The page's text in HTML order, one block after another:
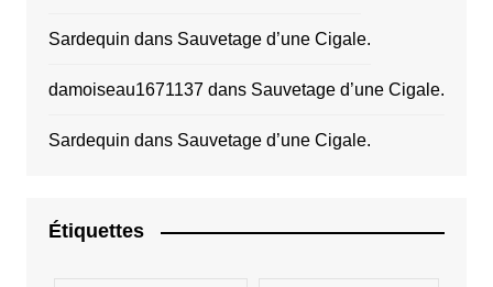
Sardequin dans Sauvetage d’une Cigale.
damoiseau1671137dans Sauvetage d’une Cigale.
Sardequin dans Sauvetage d’une Cigale.
Étiquettes